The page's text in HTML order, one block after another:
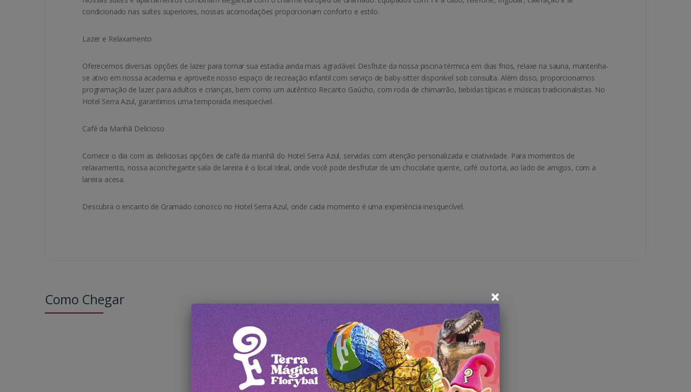
condicionado nas suítes superiores, nossas acomodações proporcionam conforto e estilo.
Lazer e Relaxamento
Oferecemos diversas opções de lazer para tornar sua estadia ainda mais agradável. Desfrute da nossa piscina térmica em dias frios, relaxe na sauna, mantenha-
se ativo em nossa academia e aproveite nosso espaço de recreação infantil com serviço de baby-sitter disponível sob consulta. Além disso, proporcionamos
programação de lazer para adultos e crianças, bem como um autêntico Recanto Gaúcho, com roda de chimarrão, bebidas típicas e músicas tradicionalistas. No
Hotel Serra Azul, garantimos uma temporada inesquecível.
Café da Manhã Delicioso
Comece o dia com as deliciosas opções de café da manhã do Hotel Serra Azul, servidas com atenção personalizada e criatividade. Para momentos de
relaxamento, nossa aconchegante sala de lareira é o local ideal, onde você pode desfrutar de um chocolate quente, café ou torta, ao lado de amigos, com a
lareira acesa.
Descubra o encanto de Gramado conosco no Hotel Serra Azul, onde cada momento é uma experiência inesquecível.
Como Chegar ×